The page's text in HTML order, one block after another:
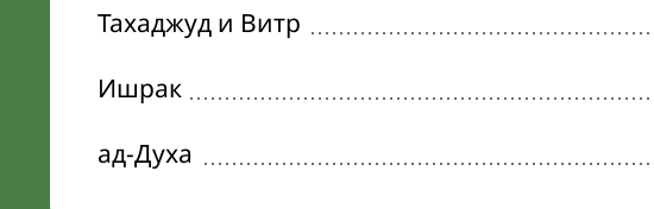
Тахаджуд и Витр
Ишрак
ад-Духа